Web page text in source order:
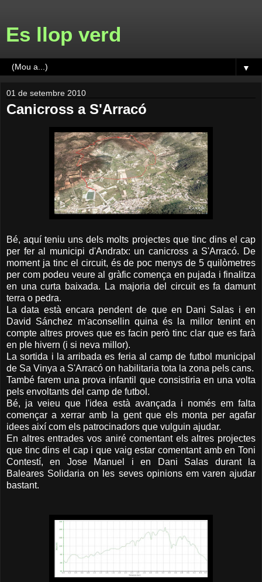
Es llop verd
▼
01 de setembre 2010
Canicross a S'Arracó
Bé, aquí teniu uns dels molts projectes que tinc dins el cap
per fer al municipi d'Andratx: un canicross a S'Arracó. De
moment ja tinc el circuit, és de poc menys de 5 quilòmetres
per com podeu veure al gràfic comença en pujada i finalitza
en una curta baixada. La majoria del circuit es fa damunt
terra o pedra.
La data està encara pendent de que en Dani Salas i en
David Sánchez m'aconsellin quina és la millor tenint en
compte altres proves que es facin però tinc clar que es farà
en ple hivern (i si neva millor).
La sortida i la arribada es feria al camp de futbol municipal
de Sa Vinya a S'Arracó on habilitaria tota la zona pels cans.
També farem una prova infantil que consistiria en una volta
pels envoltants del camp de futbol.
Bé, ja veieu que l'idea està avançada i només em falta
començar a xerrar amb la gent que els monta per agafar
idees així com els patrocinadors que vulguin ajudar.
En altres entrades vos aniré comentant els altres projectes
que tinc dins el cap i que vaig estar comentant amb en Toni
Contestí, en Jose Manuel i en Dani Salas durant la
Baleares Solidaria on les seves opinions em varen ajudar
bastant.